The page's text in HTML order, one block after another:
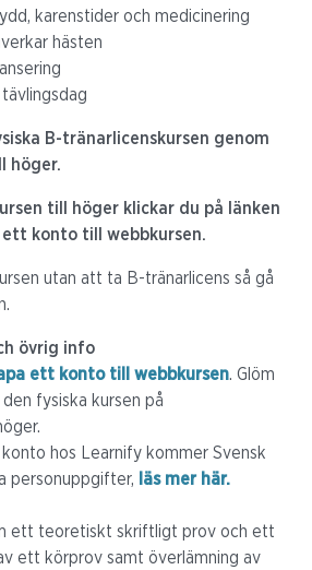
karenstider och medicinering
hästen
B-tränarlicenskursen genom
höger.
till höger klickar du på länken
konto till webbkursen.
utan att ta B-tränarlicens så gå
övrig info
ett konto till webbkursen. Glöm
fysiska kursen på
hos Learnify kommer Svensk
personuppgifter,
läs mer här.
ett teoretiskt skriftligt prov och ett
ett körprov samt överlämning av